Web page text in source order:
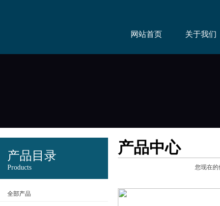
网站首页 关于我们
产品目录
Products
全部产品
产品中心
您现在的